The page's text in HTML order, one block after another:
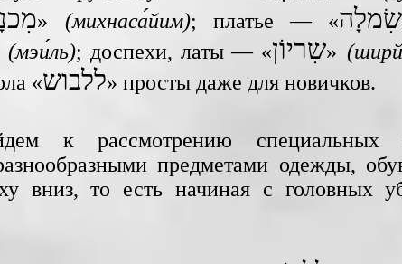
» (михнаса́йим); платье — «שִׂמלָה
(мэи́ль); доспехи, латы — «שִריוֹן»
«ללבוש» просты даже для новичков.
к рассмотрению специальных
предметами одежды,
вниз, то есть начиная с головных